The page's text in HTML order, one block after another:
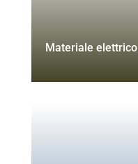
Materiale elettrico